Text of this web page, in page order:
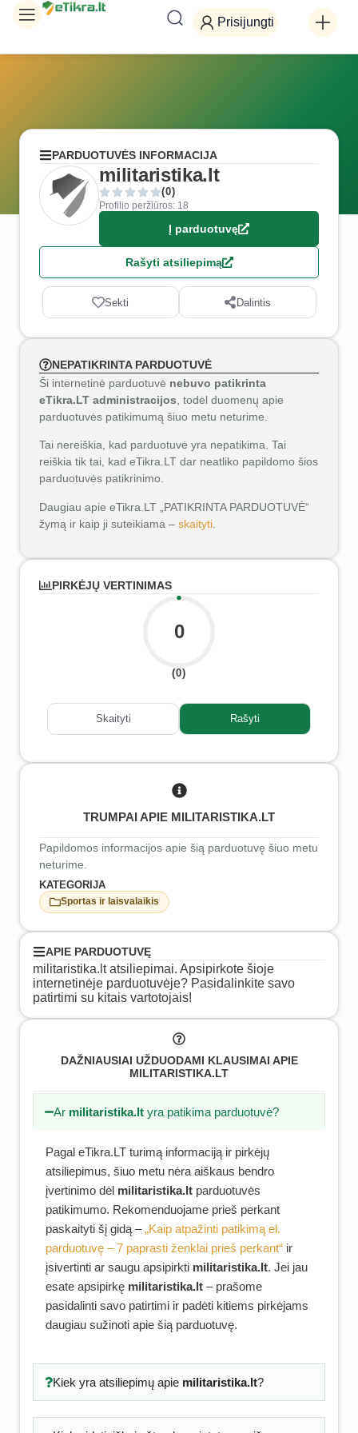
Prisijungti
PARDUOTUVĖS INFORMACIJA
militaristika.lt
(0)
Profilio peržiūros: 18
Į parduotuvę
Rašyti atsiliepimą
Sekti Dalintis
NEPATIKRINTA PARDUOTUVĖ
Ši internetinė parduotuvė nebuvo patikrinta
eTikra.LT administracijos , todėl duomenų apie
parduotuvės patikimumą šiuo metu neturime.
Tai nereiškia, kad parduotuvė yra nepatikima. Tai
reiškia tik tai, kad eTikra.LT dar neatliko papildomo šios
parduotuvės patikrinimo.
Daugiau apie eTikra.LT „PATIKRINTA PARDUOTUVĖ“
žymą ir kaip ji suteikiama – skaityti
PIRKĖJŲ VERTINIMAS
0
(0)
Skaityti Rašyti
TRUMPAI APIE MILITARISTIKA.LT
Papildomos informacijos apie šią parduotuvę šiuo metu
neturime.
KATEGORIJA
Sportas ir laisvalaikis
APIE PARDUOTUVĘ
militaristika.lt atsiliepimai. Apsipirkote šioje
internetinėje parduotuvėje? Pasidalinkite savo
patirtimi su kitais vartotojais!
DAŽNIAUSIAI UŽDUODAMI KLAUSIMAI APIE
MILITARISTIKA.LT
Ar militaristika.lt yra patikima parduotuvė?
Pagal eTikra.LT turimą informaciją ir pirkėjų
atsiliepimus, šiuo metu nėra aiškaus bendro
įvertinimo dėl militaristika.lt parduotuvės
patikimumo. Rekomenduojame prieš perkant
paskaityti šį gidą –„Kaip atpažinti patikimą el.
parduotuvę – 7 paprasti ženklai prieš perkant“ ir
įsivertinti ar saugu apsipirkti militaristika.lt. Jei jau
esate apsipirkę militaristika.lt – prašome
pasidalinti savo patirtimi ir padėti kitiems pirkėjams
daugiau sužinoti apie šią parduotuvę.
Kiek yra atsiliepimų apie militaristika.lt?